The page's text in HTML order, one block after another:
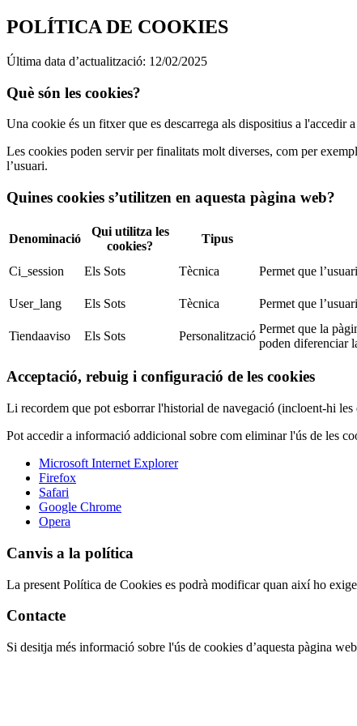
POLÍTICA DE COOKIES
Última data d’actualització: 12/02/2025
Què són les cookies?
Una cookie és un fitxer que es descarrega als dispositius a l'accedir
Les cookies poden servir per finalitats molt diverses, com per
l’usuari.
Quines cookies s’utilitzen en aquesta pàgina web?
Denominació
Qui utilitza les
cookies?
Tipus
Ci_session Els Sots Tècnica Permet que
User_lang
Els Sots Tècnica Permet que
Tiendaaviso
Els Sots Personalització
Permet que la
poden diferenciar
Acceptació, rebuig i configuració de les cookies
Li recordem que pot esborrar l'historial de navegació (incloent-hi
Pot accedir a informació addicional sobre com eliminar l'ús de les
Microsoft Internet Explorer
Firefox
Safari
Google Chrome
Opera
Canvis a la política
La present Política de Cookies es podrà modificar quan així ho
Contacte
Si desitja més informació sobre l'ús de cookies d’aquesta pàgina